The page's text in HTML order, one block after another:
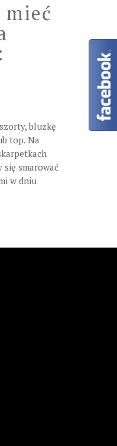
mieć
bluzkę
top. Na
się smarować
w dniu